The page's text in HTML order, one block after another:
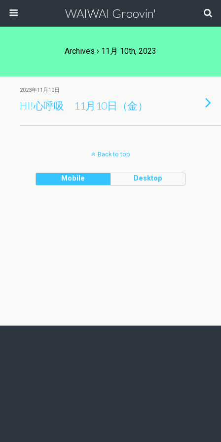
WAIWAI Groovin'
Archives › 11月 10th, 2023
2023年11月10日
HI!心呼吸 11月10日（金）
Back to top
Mobile Desktop